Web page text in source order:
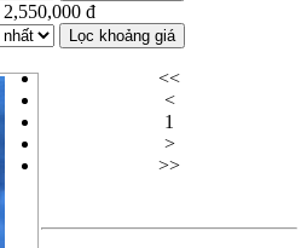
đ
Lọc khoảng giá
<<
<
1
>
>>